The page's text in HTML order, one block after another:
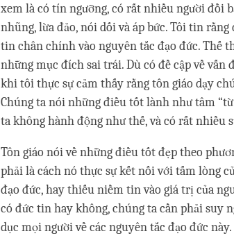
xem là có tín ngưỡng, có rất nhiều người đồi
nhũng, lừa đảo, nói dối và áp bức. Tôi tin
tin chân chính vào nguyên tắc đạo đức. Thế
những mục đích sai trái. Dù có đề cập về
khi tôi thực sự cảm thấy rằng tôn giáo dạy
Chúng ta nói những điều tốt lành như tâm
ta không hành động như thế, và có rất nhiều
Tôn giáo nói về những điều tốt đẹp theo
phải là cách nó thực sự kết nối với tấm lòng
đạo đức, hay thiếu niềm tin vào giá trị của
có đức tin hay không, chúng ta cần phải suy
dục mọi người về các nguyên tắc đạo đức